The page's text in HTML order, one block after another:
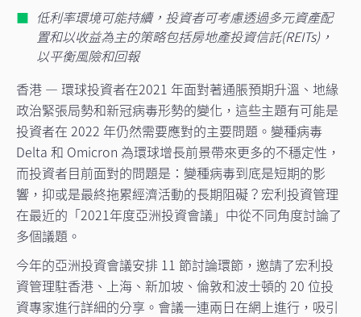
低利率環境可能持續，投資者可考慮透過多元資產配
置和以收益為主的策略包括房地產投資信託(REITs)，
以平衡風險和回報
香港 — 環球投資者在2021 年面對著通脹預期升溫、地緣
政治緊張局勢和新冠病毒形勢的變化，這些主題有可能是
投資者在 2022 年仍然需要應對的主要問題。變種病毒
Delta 和 Omicron 為環球增長前景帶來更多的不穩定性，
而投資者目前面對的問題是：變種病毒到底是短期的影
響，抑或是最終拖累經濟活動的長期阻礙？宏利投資管理
在最近的「2021年度亞洲投資會議」中從不同角度討論了
多個議題。
今年的亞洲投資會議安排 11 節討論環節，邀請了宏利投
資管理駐香港、上海、新加坡、倫敦和波士頓的 20 位投
資專家進行詳細的分享。會議一連兩日在網上進行，吸引